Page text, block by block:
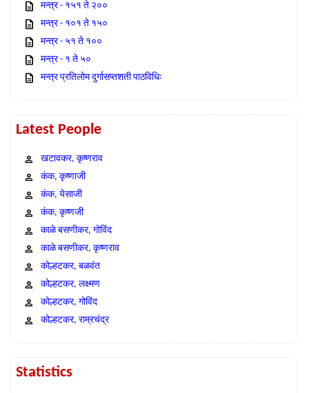
मन्त्र - १५१ ते २००
मन्त्र - १०१ ते १५०
मन्त्र - ५१ ते १००
मन्त्र - १ ते ५०
मन्त्र प्रतिलोम दुर्गासप्तशती पाठविधिः
Latest People
खटावकर, कृष्णराव
कंक, कृष्णाजी
कंक, येसाजी
कंक, कृष्णजी
काळे बसणीकर, गोविंद
काळे बसणीकर, कृष्णराव
कोल्हटकर, बळवंत
कोल्हटकर, लक्ष्मण
कोल्हटकर, गोविंद
कोल्हटकर, राम्रचंद्र
Statistics